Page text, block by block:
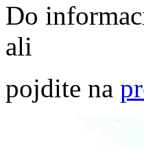
Do
ali
pojdite na